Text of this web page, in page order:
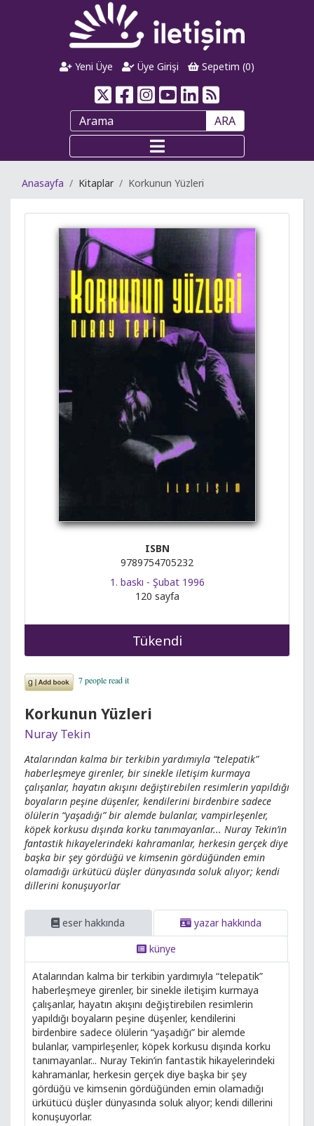
Yeni Üye Üye Girişi Sepetim (0)
ARA
Anasayfa Kitaplar Korkunun Yüzleri
ISBN
9789754705232
1. baskı - Şubat 1996
120 sayfa
Tükendi
Korkunun Yüzleri
Nuray Tekin
Atalarından kalma bir terkibin yardımıyla “telepatik”
haberleşmeye girenler, bir sinekle iletişim kurmaya
çalışanlar, hayatın akışını değiştirebilen resimlerin yapıldığı
boyaların peşine düşenler, kendilerini birdenbire sadece
ölülerin “yaşadığı” bir alemde bulanlar, vampirleşenler,
köpek korkusu dışında korku tanımayanlar... Nuray Tekin’in
fantastik hikayelerindeki kahramanlar, herkesin gerçek diye
başka bir şey gördüğü ve kimsenin gördüğünden emin
olamadığı ürkütücü düşler dünyasında soluk alıyor; kendi
dillerini konuşuyorlar
eser hakkında
yazar hakkında
künye
Atalarından kalma bir terkibin yardımıyla “telepatik”
haberleşmeye girenler, bir sinekle iletişim kurmaya
çalışanlar, hayatın akışını değiştirebilen resimlerin
yapıldığı boyaların peşine düşenler, kendilerini
birdenbire sadece ölülerin “yaşadığı” bir alemde
bulanlar, vampirleşenler, köpek korkusu dışında korku
tanımayanlar... Nuray Tekin’in fantastik hikayelerindeki
kahramanlar, herkesin gerçek diye başka bir şey
gördüğü ve kimsenin gördüğünden emin olamadığı
ürkütücü düşler dünyasında soluk alıyor; kendi dillerini
konuşuyorlar.